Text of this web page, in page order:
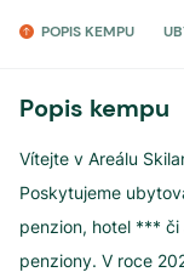
POPIS KEMPU
Popis kempu
Vítejte v Areálu
Poskytujeme
penzion, hotel ***
penziony. V roce